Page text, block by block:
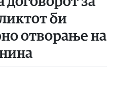
би
отворање на